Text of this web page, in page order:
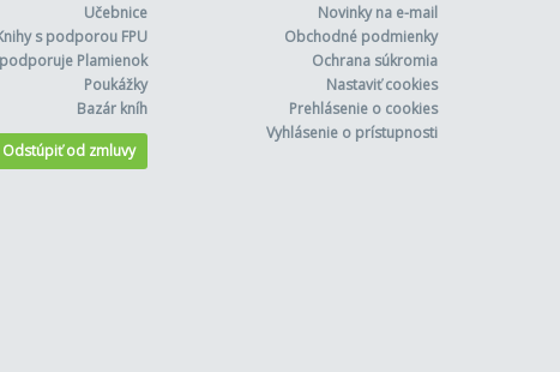
Učebnice
s podporou FPU
Plamienok
Poukážky
Bazár kníh
Odstúpiť od zmluvy
Novinky na e-mail
Obchodné podmienky
Ochrana súkromia
Nastaviť cookies
Prehlásenie o cookies
Vyhlásenie o prístupnosti